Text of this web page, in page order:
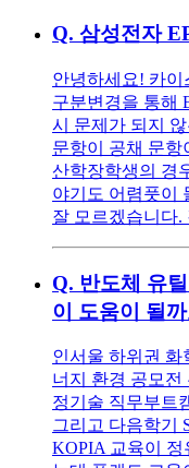
Q. 삼성전자
안녕하세요! 카이
구분변경을 통해
시 문제가 되지
문항이 공채 문항
산학장학생의 경
야기도 어렴풋이
잘 모르겠습니다.
Q. 반도체 유
이 도움이 될
인서울 하위권 화
너지 환경 공모전
정기술 직무부트
그리고 다음학기
KOPIA 교육이